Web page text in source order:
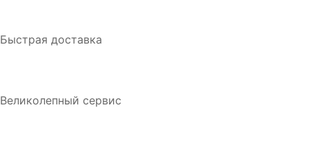
Быстрая доставка
Великолепный сервис